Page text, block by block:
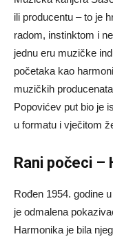
ili producentu – to je
radom, instinktom i
jednu eru muzičke
početaka kao
muzičkih
Popovićev put bio je
u formatu i vječitom
Rani počeci –
Rođen 1954. godine
je odmalena
Harmonika je bila